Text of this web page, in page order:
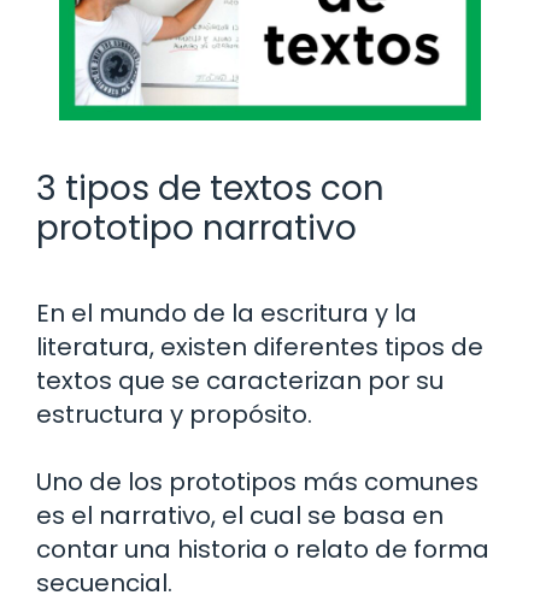
3 tipos de textos con
prototipo narrativo
En el mundo de la escritura y la
literatura, existen diferentes tipos de
textos que se caracterizan por su
estructura y propósito.
Uno de los prototipos más comunes
es el narrativo, el cual se basa en
contar una historia o relato de forma
secuencial.